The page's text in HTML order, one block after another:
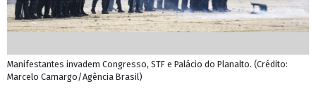
Manifestantes invadem Congresso, STF e Palácio do Planalto. (Crédito:
Marcelo Camargo/Agência Brasil)